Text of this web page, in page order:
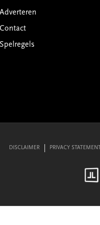
Adverteren
Contact
Spelregels
DISCLAIMER PRIVACY